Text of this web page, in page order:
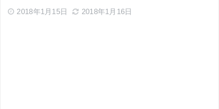
2018年1月15日 2018年1月16日